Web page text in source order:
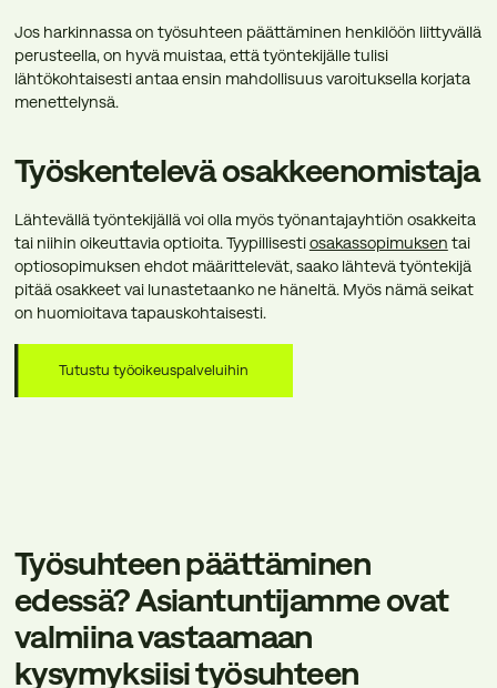
Jos harkinnassa on työsuhteen päättäminen henkilöön liittyvällä
perusteella, on hyvä muistaa, että työntekijälle tulisi
lähtökohtaisesti antaa ensin mahdollisuus varoituksella korjata
menettelynsä.
Työskentelevä osakkeenomistaja
Lähtevällä työntekijällä voi olla myös työnantajayhtiön osakkeita
tai niihin oikeuttavia optioita. Tyypillisestiosakassopimuksen tai
optiosopimuksen ehdot määrittelevät, saako lähtevä työntekijä
pitää osakkeet vai lunastetaanko ne häneltä. Myös nämä seikat
on huomioitava tapauskohtaisesti.
Tutustu työoikeuspalveluihin
Työsuhteen päättäminen
edessä? Asiantuntijamme ovat
valmiina vastaamaan
kysymyksiisi työsuhteen